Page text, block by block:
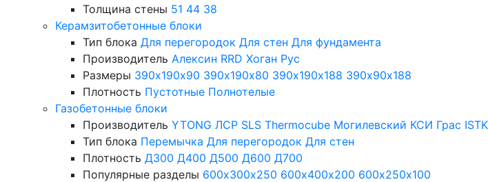
Толщина стены 51 44 38
Керамзитобетонные блоки
Тип блока Для перегородок Для стен Для фундамента
Производитель Алексин RRD Хоган Рус
Размеры 390х190х90 390х190х80 390х190х188 390х90х188
Плотность Пустотные Полнотелые
Газобетонные блоки
Производитель YTONG ЛСР SLS Thermocube Могилевский КСИ Грас
Тип блока Перемычка Для перегородок Для стен
Плотность Д300 Д400 Д500 Д600 Д700
Популярные разделы 600х300х250 600х400х200 600х250х100